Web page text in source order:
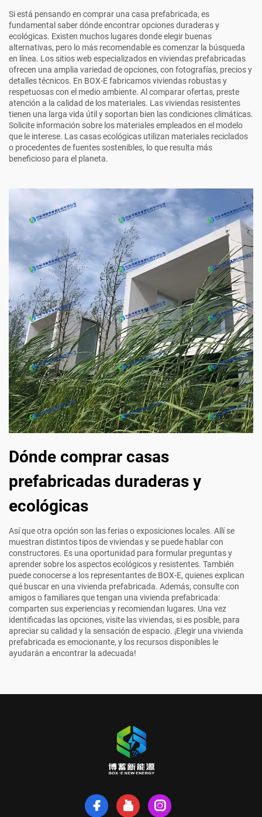
Si está pensando en comprar una casa prefabricada, es
fundamental saber dónde encontrar opciones duraderas y
ecológicas. Existen muchos lugares donde elegir buenas
alternativas, pero lo más recomendable es comenzar la búsqueda
en línea. Los sitios web especializados en viviendas prefabricadas
ofrecen una amplia variedad de opciones, con fotografías, precios y
detalles técnicos. En BOX-E fabricamos viviendas robustas y
respetuosas con el medio ambiente. Al comparar ofertas, preste
atención a la calidad de los materiales. Las viviendas resistentes
tienen una larga vida útil y soportan bien las condiciones climáticas.
Solicite información sobre los materiales empleados en el modelo
que le interese. Las casas ecológicas utilizan materiales reciclados
o procedentes de fuentes sostenibles, lo que resulta más
beneficioso para el planeta.
Dónde comprar casas
prefabricadas duraderas y
ecológicas
Así que otra opción son las ferias o exposiciones locales. Allí se
muestran distintos tipos de viviendas y se puede hablar con
constructores. Es una oportunidad para formular preguntas y
aprender sobre los aspectos ecológicos y resistentes. También
puede conocerse a los representantes de BOX-E, quienes explican
qué buscar en una vivienda prefabricada. Además, consulte con
amigos o familiares que tengan una vivienda prefabricada:
comparten sus experiencias y recomiendan lugares. Una vez
identificadas las opciones, visite las viviendas, si es posible, para
apreciar su calidad y la sensación de espacio. ¡Elegir una vivienda
prefabricada es emocionante, y los recursos disponibles le
ayudarán a encontrar la adecuada!